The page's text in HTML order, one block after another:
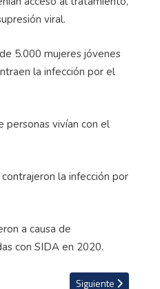
viral.
5.000 mujeres jóvenes
la infección por el
personas vivían con el
la infección por
a causa de
con SIDA en 2020.
irá a juicio por supuesto tráfico
Artículo siguiente:
Siguiente